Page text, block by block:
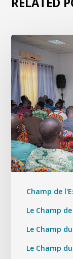
Champ de
Le Champ
Le Champ
Le Champ